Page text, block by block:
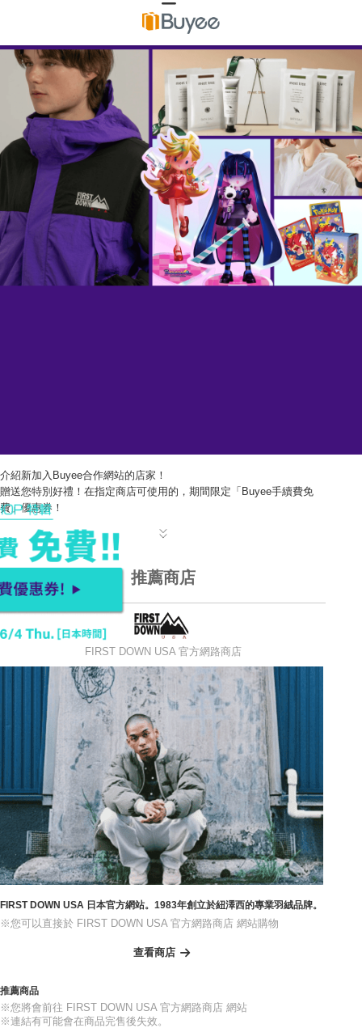
介紹新加入Buyee合作網站的店家！
贈送您特別好禮！在指定商店可使用的，期間限定「Buyee手續費免
費」優惠券！
推薦商店
FIRST DOWN USA 官方網路商店
FIRST DOWN USA 日本官方網站。1983年創立於紐澤西的專業羽絨品牌。
※您可以直接於 FIRST DOWN USA 官方網路商店 網站購物
查看商店
推薦商品
※您將會前往 FIRST DOWN USA 官方網路商店 網站
※連結有可能會在商品完售後失效。